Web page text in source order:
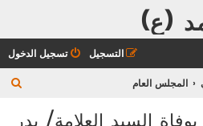
(ع)
تسجيل الدخول التسجيل
المجلس العام
السيد العلامة/ بدر